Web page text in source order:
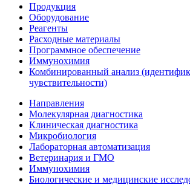
Продукция
Оборудование
Реагенты
Расходные материалы
Программное обеспечение
Иммунохимия
Комбинированный анализ
чувствительности)
Направления
Молекулярная диагностика
Клиническая диагностика
Микробиология
Лабораторная автоматизация
Ветеринария и ГМО
Иммунохимия
Биологические и медицинские